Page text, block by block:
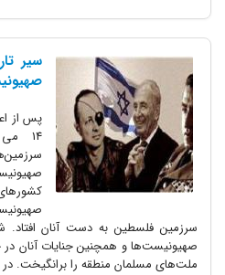
سیر
پس از
سرزمین فلسطین به دست آنان افتاد.
ملت‌های مسلمان منطقه را برانگیخت. در